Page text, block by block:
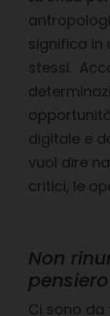
significa in
stessi.
digitale e
vuol dire
critici, le
Non
pensiero
Ci sono da